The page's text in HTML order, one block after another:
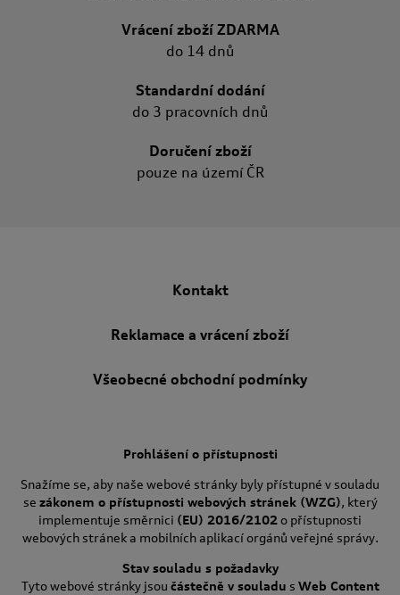
Vrácení zboží ZDARMA
do 14 dnů
Standardní dodání
do 3 pracovních dnů
Doručení zboží
pouze na území ČR
Kontakt
Reklamace a vrácení zboží
Všeobecné obchodní podmínky
Prohlášení o přístupnosti
Snažíme se, aby naše webové stránky byly přístupné v souladu
se zákonem o přístupnosti webových stránek (WZG), který
implementuje směrnici (EU) 2016/2102o přístupnosti
webových stránek a mobilních aplikací orgánů veřejné správy.
Stav souladu s požadavky
Tyto webové stránky jsou částečně v souladu s Web Content